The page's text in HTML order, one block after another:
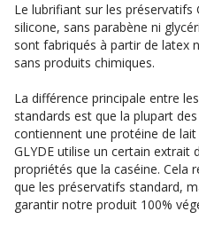
Le lubrifiant sur les préservatifs
silicone, sans parabène ni
sont fabriqués à partir de latex
sans produits chimiques.
La différence principale entre
standards est que la plupart
contiennent une protéine de
GLYDE utilise un certain extrait
propriétés que la caséine. Cela
que les préservatifs standard,
garantir notre produit 100%